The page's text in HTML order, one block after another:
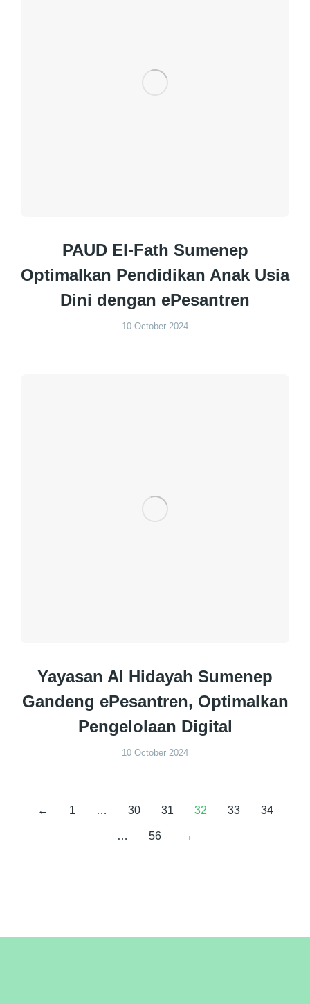
PAUD El-Fath Sumenep
Optimalkan Pendidikan Anak Usia
Dini dengan ePesantren
10 October 2024
Yayasan Al Hidayah Sumenep
Gandeng ePesantren, Optimalkan
Pengelolaan Digital
10 October 2024
← 1 … 30 31 32 33 34
… 56 →